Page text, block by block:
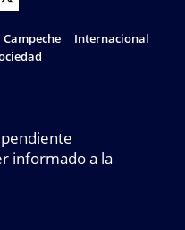
Campeche
Internacional
informado a la